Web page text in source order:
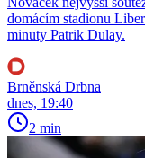
domácím stadionu
minuty Patrik Dulay.
Brněnská Drbna
dnes, 19:40
2 min